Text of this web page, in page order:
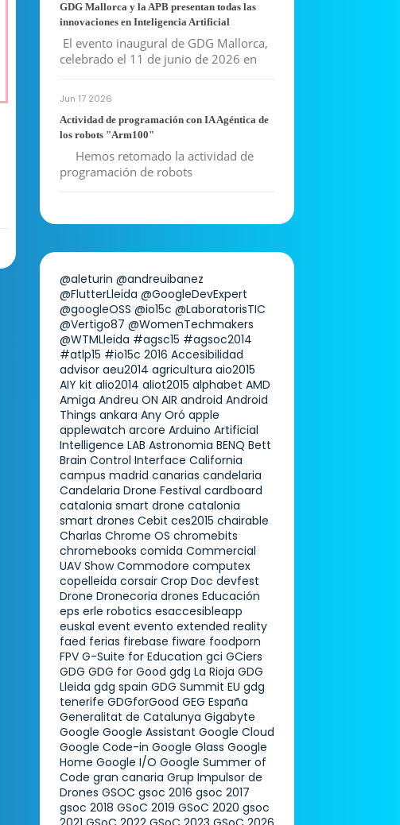
GDG Mallorca y la APB presentan todas las
innovaciones en Inteligencia Artificial
El evento inaugural de GDG Mallorca,
celebrado el 11 de junio de 2026 en
Jun 17 2026
Actividad de programación con IA Agéntica de
los robots "Arm100"
Hemos retomado la actividad de
programación de robots
@aleturin @andreuibanez
@FlutterLleida @GoogleDevExpert
@googleOSS @io15c @LaboratorisTIC
@Vertigo87 @WomenTechmakers
@WTMLleida #agsc15 #agsoc2014
#atlp15 #io15c 2016 Accesibilidad
advisor aeu2014 agricultura aio2015
AIY kit alio2014 aliot2015 alphabet AMD
Amiga Andreu ON AIR android Android
Things ankara Any Oró apple
applewatch arcore Arduino Artificial
Intelligence LAB Astronomia BENQ Bett
Brain Control Interface California
campus madrid canarias candelaria
Candelaria Drone Festival cardboard
catalonia smart drone catalonia
smart drones Cebit ces2015 chairable
Charlas Chrome OS chromebits
chromebooks comida Commercial
UAV Show Commodore computex
copelleida corsair Crop Doc devfest
Drone Dronecoria drones Educación
eps erle robotics esaccesibleapp
euskal event evento extended reality
faed ferias firebase fiware foodporn
FPV G-Suite for Education gci GCiers
GDG GDG for Good gdg La Rioja GDG
Lleida gdg spain GDG Summit EU gdg
tenerife GDGforGood GEG España
Generalitat de Catalunya Gigabyte
Google Google Assistant Google Cloud
Google Code-in Google Glass Google
Home Google I/O Google Summer of
Code gran canaria Grup Impulsor de
Drones GSOC gsoc 2016 gsoc 2017
gsoc 2018 GSoC 2019 GSoC 2020 gsoc